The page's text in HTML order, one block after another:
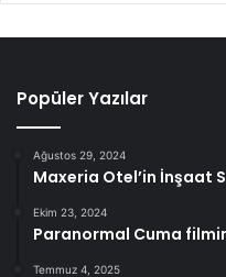
Popüler Yazılar
Ağustos 29, 2024
Maxeria Otel’in İnşaat
Ekim 23, 2024
Paranormal Cuma
Temmuz 4, 2025